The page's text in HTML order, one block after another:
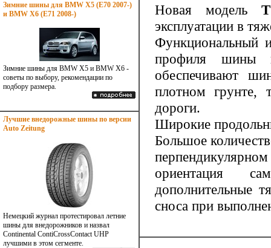
Зимние шины для BMW X5 (E70 2007-)
и BMW X6 (E71 2008-)
Зимние шины для BMW X5 и BMW X6 -
советы по выбору, рекомендации по
подбору размера.
Лучшие внедорожные шины по версии
Auto Zeitung
Немецкий журнал протестировал летние
шины для внедорожников и назвал
Continental ContiCrossContact UHP
лучшими в этом сегменте.
Новая модель
эксплуатации в
Функциональный
профиля шины
обеспечивают
плотном грунте,
дороги.
Широкие
Большое
ориентация
дополнительные
сноса при